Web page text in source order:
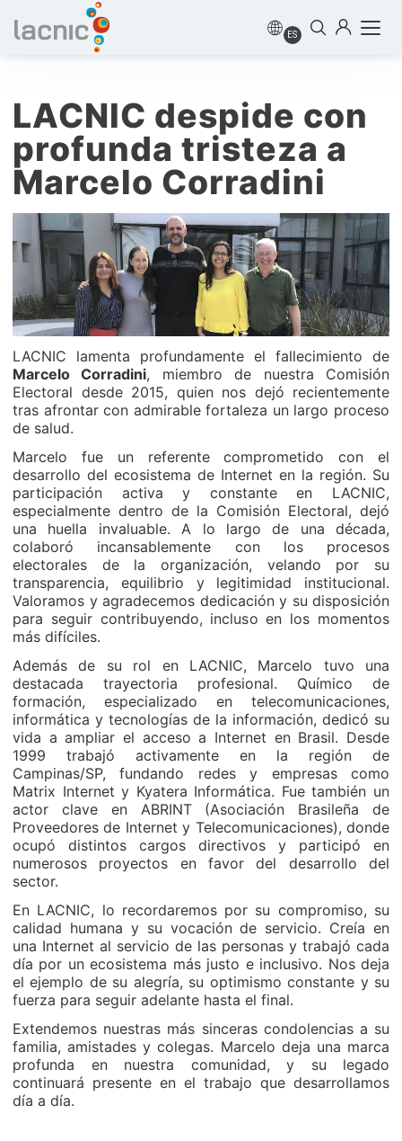
ES
LACNIC despide con
profunda tristeza a
Marcelo Corradini
LACNIC lamenta profundamente el fallecimiento de
Marcelo Corradini, miembro de nuestra Comisión
Electoral desde 2015, quien nos dejó recientemente
tras afrontar con admirable fortaleza un largo proceso
de salud.
Marcelo fue un referente comprometido con el
desarrollo del ecosistema de Internet en la región. Su
participación activa y constante en LACNIC,
especialmente dentro de la Comisión Electoral, dejó
una huella invaluable. A lo largo de una década,
colaboró incansablemente con los procesos
electorales de la organización, velando por su
transparencia, equilibrio y legitimidad institucional.
Valoramos y agradecemos dedicación y su disposición
para seguir contribuyendo, incluso en los momentos
más difíciles.
Además de su rol en LACNIC, Marcelo tuvo una
destacada trayectoria profesional. Químico de
formación, especializado en telecomunicaciones,
informática y tecnologías de la información, dedicó su
vida a ampliar el acceso a Internet en Brasil. Desde
1999 trabajó activamente en la región de
Campinas/SP, fundando redes y empresas como
Matrix Internet y Kyatera Informática. Fue también un
actor clave en ABRINT (Asociación Brasileña de
Proveedores de Internet y Telecomunicaciones), donde
ocupó distintos cargos directivos y participó en
numerosos proyectos en favor del desarrollo del
sector.
En LACNIC, lo recordaremos por su compromiso, su
calidad humana y su vocación de servicio. Creía en
una Internet al servicio de las personas y trabajó cada
día por un ecosistema más justo e inclusivo. Nos deja
el ejemplo de su alegría, su optimismo constante y su
fuerza para seguir adelante hasta el final.
Extendemos nuestras más sinceras condolencias a su
familia, amistades y colegas. Marcelo deja una marca
profunda en nuestra comunidad, y su legado
continuará presente en el trabajo que desarrollamos
día a día.